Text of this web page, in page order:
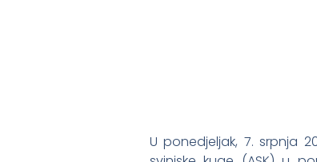
U ponedjeljak, 7. srpnja